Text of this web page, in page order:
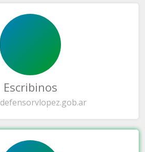
Escribinos
defensorvlopez.gob.ar